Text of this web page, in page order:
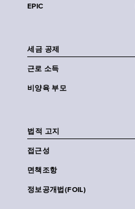
EPIC
세금 공제
근로 소득
비양육 부모
법적 고지
접근성
면책조항
정보공개법(FOIL)